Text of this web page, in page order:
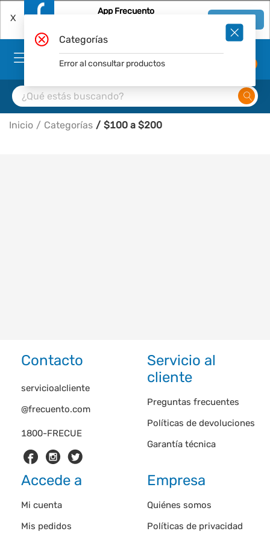
X
App Frecuento
Inicio Categorías $100 a $200
Contacto
1800-FRECUE
servicioalcliente
@frecuento.com
Servicio al
cliente
Preguntas frecuentes
Políticas de devoluciones
Garantía técnica
Accede a
Mi cuenta
Mis pedidos
Empresa
Quiénes somos
Políticas de privacidad
Categorías
Error al consultar productos